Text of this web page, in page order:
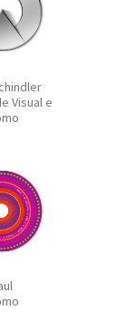
Visual e